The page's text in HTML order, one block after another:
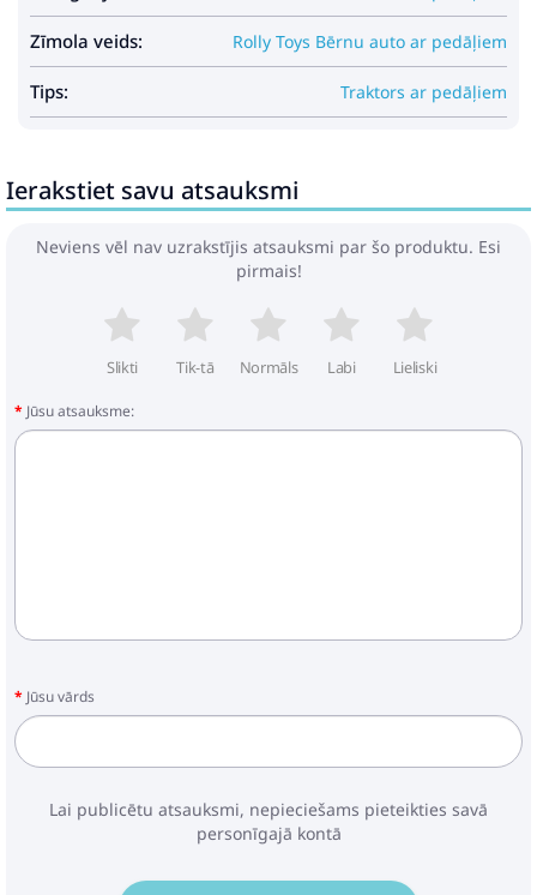
Zīmola veids: Rolly Toys Bērnu auto ar pedāļiem
Tips: Traktors ar pedāļiem
Ierakstiet savu atsauksmi
Neviens vēl nav uzrakstījis atsauksmi par šo produktu. Esi
pirmais!
Slikti Tik-tā Normāls Labi Lieliski
Jūsu atsauksme:
Jūsu vārds
Lai publicētu atsauksmi, nepieciešams pieteikties savā
personīgajā kontā